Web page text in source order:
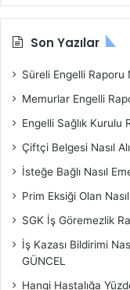
n
B
ş
ı
k
r
Son Yazılar
Süreli Engelli Raporu
Memurlar Engelli
Engelli Sağlık Kurulu
Çiftçi Belgesi Nasıl
İsteğe Bağlı Nasıl
Prim Eksiği Olan
SGK İş Göremezlik
İş Kazası Bildirimi
GÜNCEL
Hangi Hastalığa